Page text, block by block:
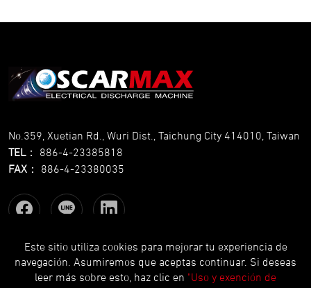
No.359, Xuetian Rd., Wuri Dist., Taichung City 414010, Taiwan
TEL： 886-4-23385818
FAX ： 886-4-23380035
Copyright © OSCARMAX All Rights Reserved.Designedby Lets
MediaEZB2B
Este sitio utiliza cookies para mejorar tu experiencia de
navegación. Asumiremos que aceptas continuar. Si deseas
leer más sobre esto, haz clic en "Uso y exención de